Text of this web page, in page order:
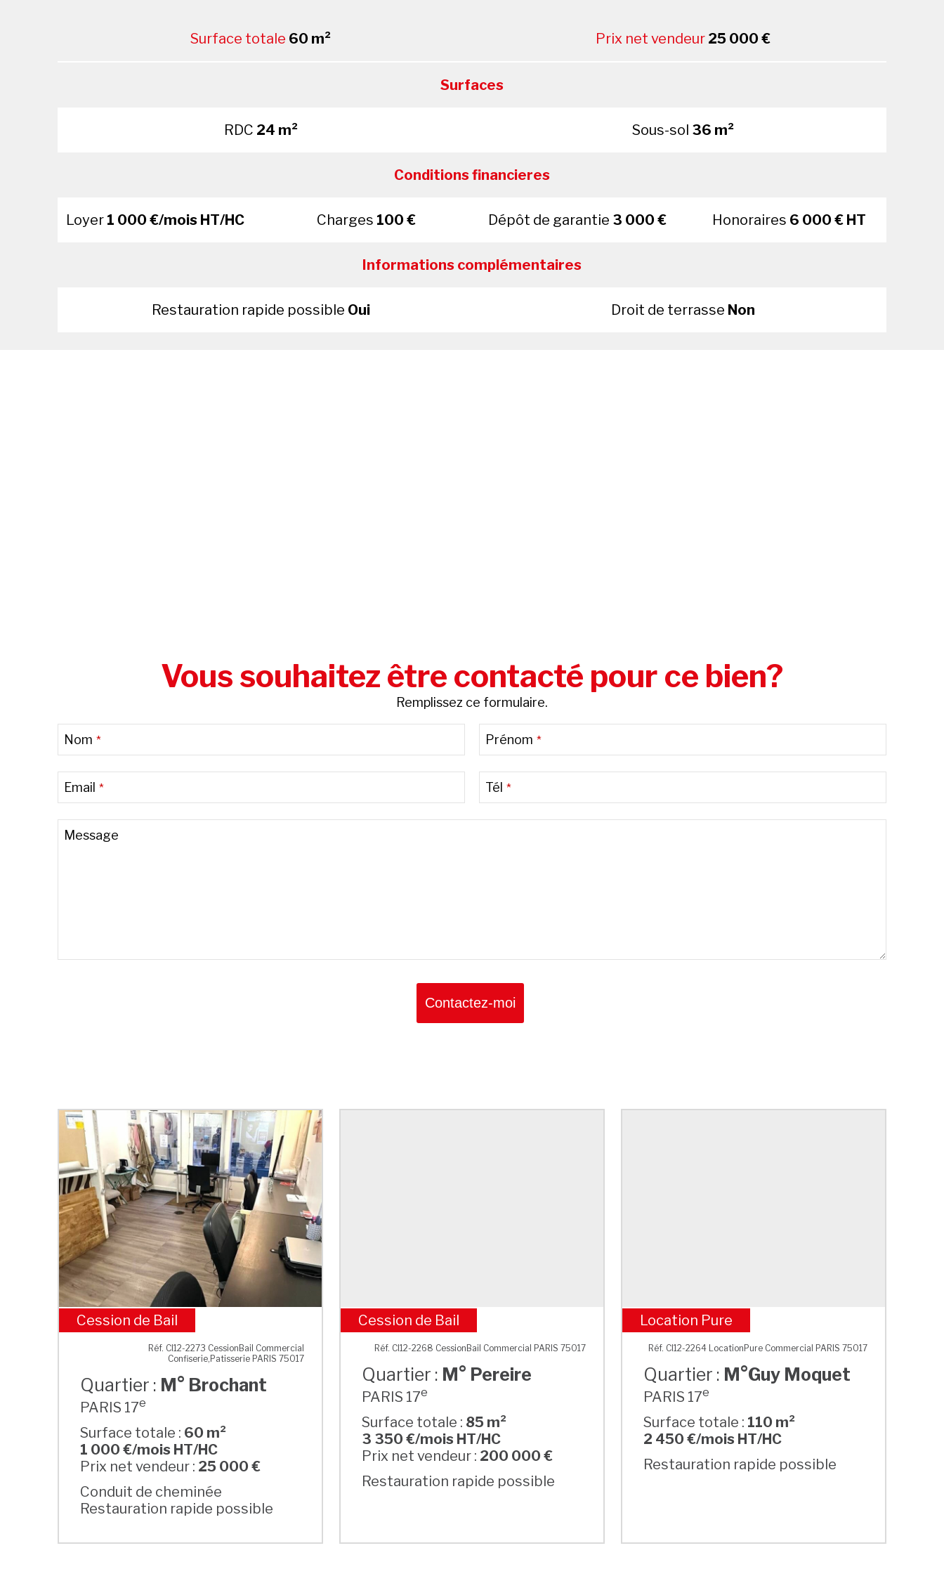
Surface totale 60 m² Prix net vendeur 25 000 €
Surfaces
RDC 24 m² Sous-sol 36 m²
Conditions financieres
Loyer 1 000 €/mois HT/HC Charges 100 € Dépôt de garantie 3 000 € Honoraires 6 000 € HT
Informations complémentaires
Restauration rapide possible Oui Droit de terrasse Non
Vous souhaitez être contacté pour ce bien?
Remplissez ce formulaire.
Nom * Prénom *
Email * Tél *
Number *
Message
Contactez-moi
M° Brochant
Cession de Bail
Réf. CI12-2273 CessionBail Commercial
Confiserie,Patisserie PARIS 75017
Quartier : M° Brochant
PARIS 17e
Surface totale : 60 m²
1 000 €/mois HT/HC
Prix net vendeur : 25 000 €
Conduit de cheminée
Restauration rapide possible
M° Pereire
Cession de Bail
Réf. CI12-2268 CessionBail Commercial PARIS 75017
Quartier : M° Pereire
PARIS 17e
Surface totale : 85 m²
3 350 €/mois HT/HC
Prix net vendeur : 200 000 €
Restauration rapide possible
M°Guy Moquet
Location Pure
Réf. CI12-2264 LocationPure Commercial PARIS 75017
Quartier : M°Guy Moquet
PARIS 17e
Surface totale : 110 m²
2 450 €/mois HT/HC
Restauration rapide possible